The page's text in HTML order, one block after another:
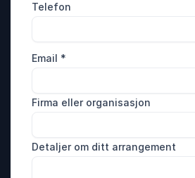
Telefon
Email *
Firma eller organisasjon
Detaljer om ditt arrangement